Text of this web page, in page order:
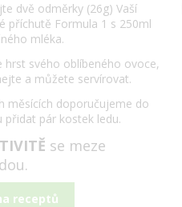
dvě odměrky (26g) Vaší
příchutě Formula 1 s 250ml
mléka.
hrst svého oblíbeného ovoce,
a můžete servírovat.
měsících doporučujeme do
přidat pár kostek ledu.
se meze
receptů